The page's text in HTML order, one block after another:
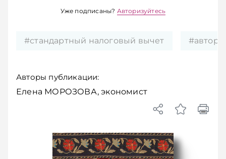
Уже подписаны? Авторизуйтесь
#стандартный налоговый вычет
Авторы публикации:
Елена МОРОЗОВА, экономист